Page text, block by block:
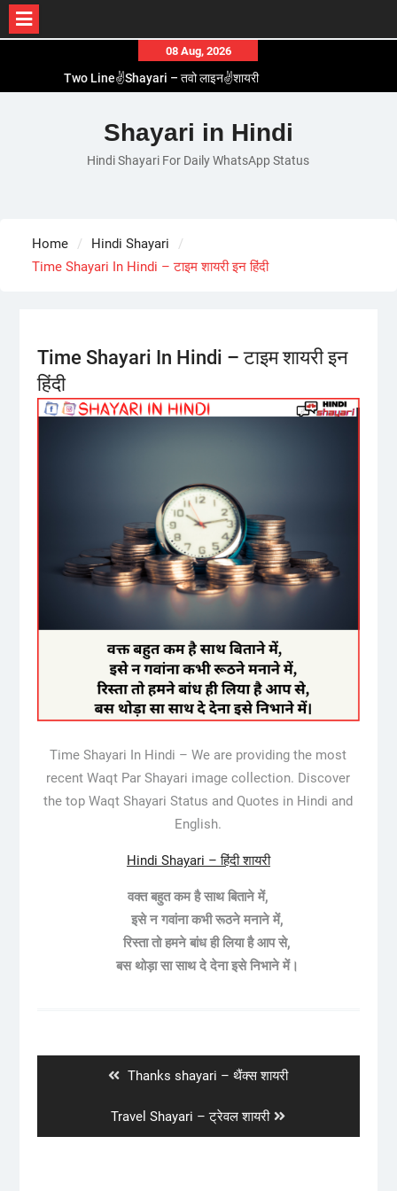
content
08 Aug, 2026
Two Line✌️Shayari – तवो लाइन✌️शायरी
Romantic Love😽Status – रोमांटिक लव😽स्टेटस
Love🥳Poetry In Hindi – लव🥳पोएट्री इन हिंदी
1 Line☝️Shayari In Hindi – १ लाइन☝️शायरी इन हिंदी
Shayari in Hindi
Hindi Shayari For Daily WhatsApp Status
Home
Hindi Shayari
Time Shayari In Hindi – टाइम शायरी इन हिंदी
Time Shayari In Hindi – टाइम शायरी इन
हिंदी
Time Shayari In Hindi – We are providing the most
recent Waqt Par Shayari image collection. Discover
the top Waqt Shayari Status and Quotes in Hindi and
English.
Hindi Shayari – हिंदी शायरी
वक्त बहुत कम है साथ बिताने में,
इसे न गवांना कभी रूठने मनाने में,
रिस्ता तो हमने बांध ही लिया है आप से,
बस थोड़ा सा साथ दे देना इसे निभाने में।
Previous
Thanks shayari – थैंक्स शायरी
Next
post:
Travel Shayari – ट्रेवल शायरी